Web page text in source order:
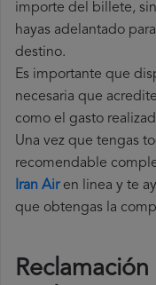
importe del billete,
hayas adelantado
destino.
Es importante que
necesaria que
como el gasto
Una vez que tengas
recomendable
Iran Airen linea y te
que obtengas la